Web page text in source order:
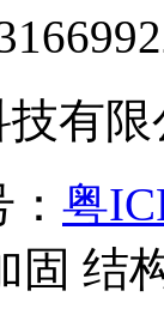
有
粤
固 结